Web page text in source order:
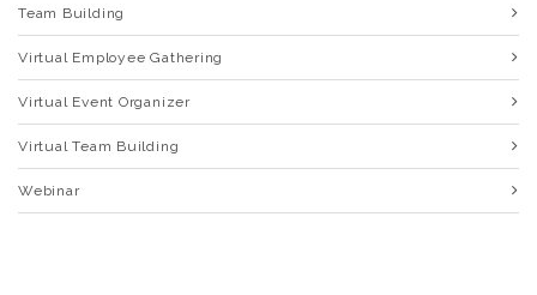
Team Building
Virtual Employee Gathering
Virtual Event Organizer
Virtual Team Building
Webinar